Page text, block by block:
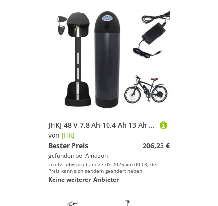
JHKJ 48 V 7,8 Ah 10,4 Ah 13 Ah E-Bike-Lithium-Ionen-Akku 36 V 7,8 Ah 10,4 Ah 14 Ah 15,6 Ah Flaschenkessel-Form Lithium-Akku-Ersatz mit Ladegerät für 0–650 W Mountainbike-Motor,36v,14Ah
von JHKJ
Bester Preis
206,23 €
gefunden bei Amazon
zuletzt überprüft am 27.09.2025 um 00:03; der
Preis kann sich seitdem geändert haben.
Keine weiteren Anbieter